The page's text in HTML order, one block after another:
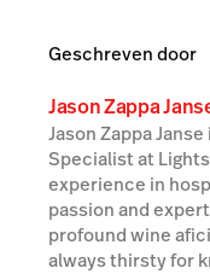
Geschreven door
Jason Zappa
Jason Zappa
Specialist at
experience in
passion and
profound wine
always thirsty for